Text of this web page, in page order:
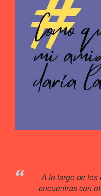
A lo largo de los
encuentras con